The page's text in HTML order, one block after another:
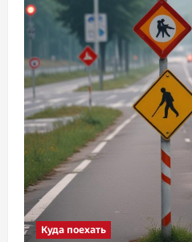
Куда поехать